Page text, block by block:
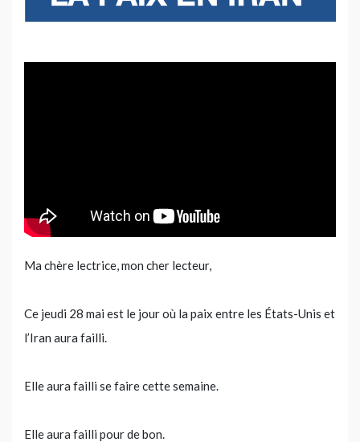
Ma chère lectrice, mon cher lecteur,
Ce jeudi 28 mai est le jour où la paix entre les États-Unis et
l’Iran aura failli.
Elle aura failli se faire cette semaine.
Elle aura failli pour de bon.